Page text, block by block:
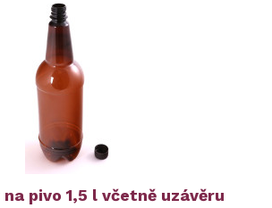
na pivo 1,5 l včetně uzávěru